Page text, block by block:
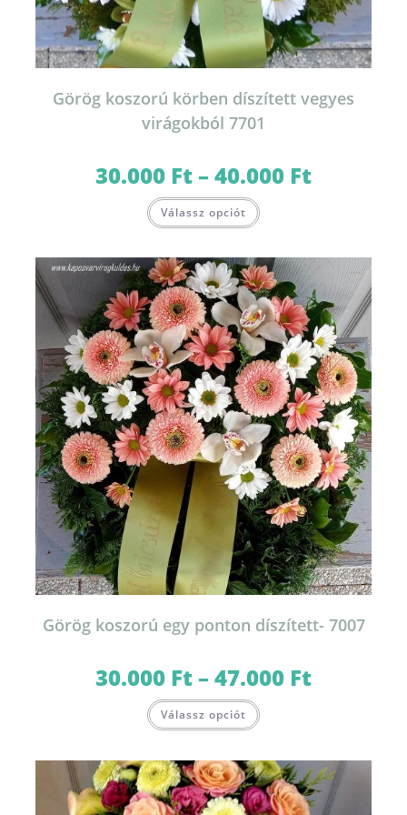
Görög koszorú körben díszített vegyes
virágokból 7701
30.000 Ft–40.000 Ft30.000 Ft
Válassz opciót a
variációja
van.
A
változatok
a
termékoldalon
választhatók
ki
Görög koszorú egy ponton díszített- 7007
30.000 Ft–47.000 Ft30.000 Ft
Válassz opciót a
van.
A
változatok
a